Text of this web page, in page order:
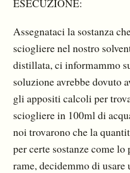
Assegnataci la sostanza
sciogliere nel nostro
distillata, ci informammo
soluzione avrebbe dovuto
gli appositi calcoli per
sciogliere in 100ml di
noi trovarono che la
per certe sostanze come
rame, decidemmo di